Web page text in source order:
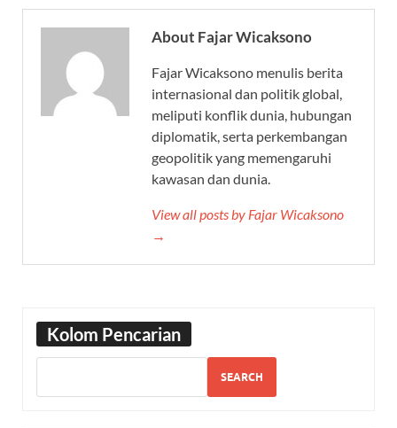
About Fajar Wicaksono
Fajar Wicaksono menulis berita
internasional dan politik global,
meliputi konflik dunia, hubungan
diplomatik, serta perkembangan
geopolitik yang memengaruhi
kawasan dan dunia.
View all posts by Fajar Wicaksono
→
Kolom Pencarian
SEARCH